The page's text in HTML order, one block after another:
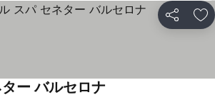
シェア お
ー バルセロナ